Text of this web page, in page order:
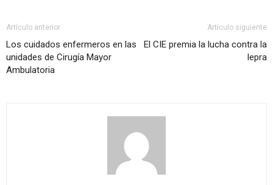
Artículo anterior
Los cuidados enfermeros en las
unidades de Cirugía Mayor
Ambulatoria
Artículo siguiente
El CIE premia la lucha contra la
lepra